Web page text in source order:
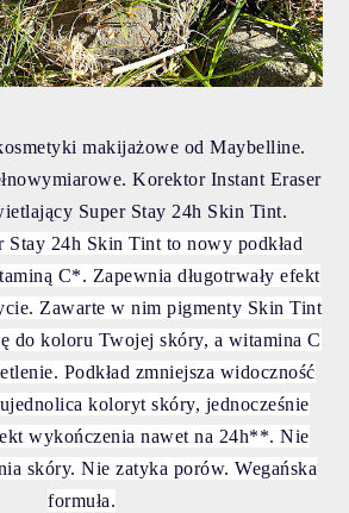
makijażowe od Maybelline.
Korektor Instant Eraser
Super Stay 24h Skin Tint.
Stay 24h Skin Tint to nowy podkład
C*. Zapewnia długotrwały efekt
Zawarte w nim pigmenty Skin Tint
do koloru Twojej skóry, a witamina C
Podkład zmniejsza widoczność
koloryt skóry, jednocześnie
wykończenia nawet na 24h**. Nie
skóry. Nie zatyka porów. Wegańska
formuła.